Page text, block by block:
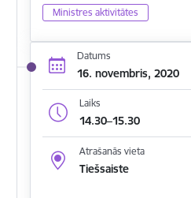
Ministres aktivitātes
Datums
16. novembris, 2020
Laiks
14.30–15.30
Atrašanās vieta
Tiešsaiste